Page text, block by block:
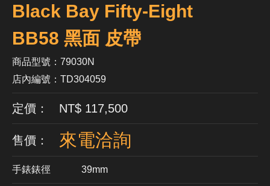
Black Bay Fifty-Eight
BB58 黑面 皮帶
商品型號：79030N
店內編號：TD304059
定價： NT$ 117,500
售價： 來電洽詢
手錶錶徑 39mm